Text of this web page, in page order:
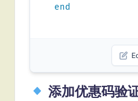
end
添加优惠码验